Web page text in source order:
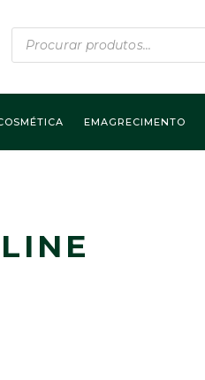
Products
search
EMAGRECIMENTO